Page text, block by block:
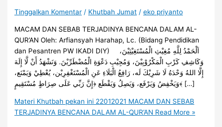
Tinggalkan Komentar / Khutbah Jumat /eko priyanto
MACAM DAN SEBAB TERJADINYA BENCANA DALAM AL-
QUR’AN Oleh: Arfiansyah Harahap, Lc. (Bidang Pendidikan
dan Pesantren PW IKADI DIY) اَلْحَمْدُ لِلَّهِ مُغِيْثِ الْمُسْتَغِيْثِيْنَ،
وَكَاشِفِ كَرْبِ الْمَكْرُوْبِيْنَ، وَمُجِيْبِ دَعْوَةِ الْمُضْطَرِّيْنَ. وَنَشْهَدُ أَنْ لَّا إِلَهَ
إِلَّا اللهُ وَحْدَهُ لَا شَرِيْكَ لَه، رَافِعُ الْبَلَاءِ عَنِ الْمُسْتَغْفِرِيْن، يُعْطِيْ وَيَمْنَع،
وَيَخْفِضُ وَيَرْفَع، وَيَصِلُ وَيَقْطَع ﴿إِنَّ رَبِّي عَلَى صِرَاطٍ مُسْتَقِيمٍ﴾ […]
Materi Khutbah pekan ini 22012021 MACAM DAN SEBAB
TERJADINYA BENCANA DALAM AL-QUR’AN Read More »